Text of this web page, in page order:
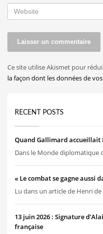
Ce site utilise Akismet pour
la façon dont les données de
RECENT POSTS
Quand Gallimard accueillait
Dans le Monde diplomatique
« Le combat se gagne aussi
Lu dans un article de Henri
13 juin 2026 : Signature
française